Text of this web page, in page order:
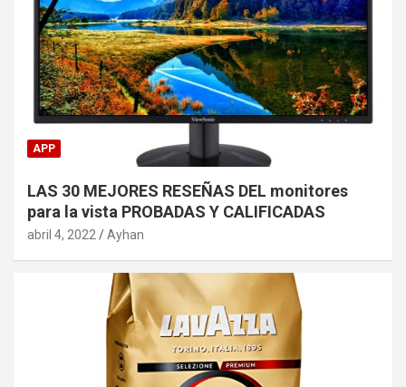
APP
LAS 30 MEJORES RESEÑAS DEL monitores
para la vista PROBADAS Y CALIFICADAS
abril 4, 2022 Ayhan